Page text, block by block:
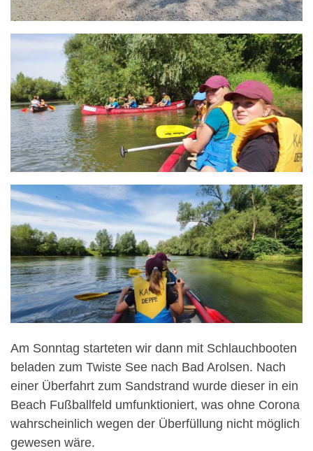
Am Sonntag starteten wir dann mit Schlauchbooten
beladen zum Twiste See nach Bad Arolsen. Nach
einer Überfahrt zum Sandstrand wurde dieser in ein
Beach Fußballfeld umfunktioniert, was ohne Corona
wahrscheinlich wegen der Überfüllung nicht möglich
gewesen wäre.